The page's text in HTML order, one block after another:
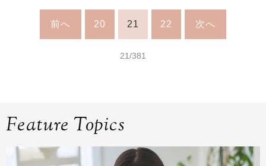
前へ 20 21 22 次へ
21/381
Feature Topics